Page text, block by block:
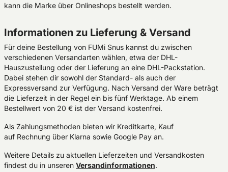
kann die Marke über Onlineshops bestellt werden.
Informationen zu Lieferung & Versand
Für deine Bestellung von FUMi Snus kannst du zwischen
verschiedenen Versandarten wählen, etwa der DHL-
Hauszustellung oder der Lieferung an eine DHL-Packstation.
Dabei stehen dir sowohl der Standard- als auch der
Expressversand zur Verfügung. Nach Versand der Ware beträgt
die Lieferzeit in der Regel ein bis fünf Werktage. Ab einem
Bestellwert von 20 € ist der Versand kostenfrei.
Als Zahlungsmethoden bieten wir Kreditkarte, Kauf
auf Rechnung über Klarna sowie Google Pay an.
Weitere Details zu aktuellen Lieferzeiten und Versandkosten
findest du in unseren Versandinformationen.